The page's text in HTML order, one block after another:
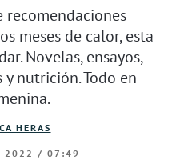
recomendaciones
meses de calor, esta
Novelas, ensayos,
nutrición. Todo en
HERAS
2022 / 07:49